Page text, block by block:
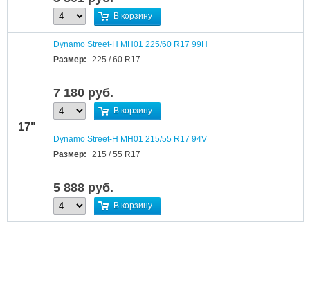
В корзину
17"
Dynamo Street-H MH01 225/60 R17 99H
Размер:
225 / 60 R17
7 180 руб.
В корзину
Dynamo Street-H MH01 215/55 R17 94V
Размер:
215 / 55 R17
5 888 руб.
В корзину